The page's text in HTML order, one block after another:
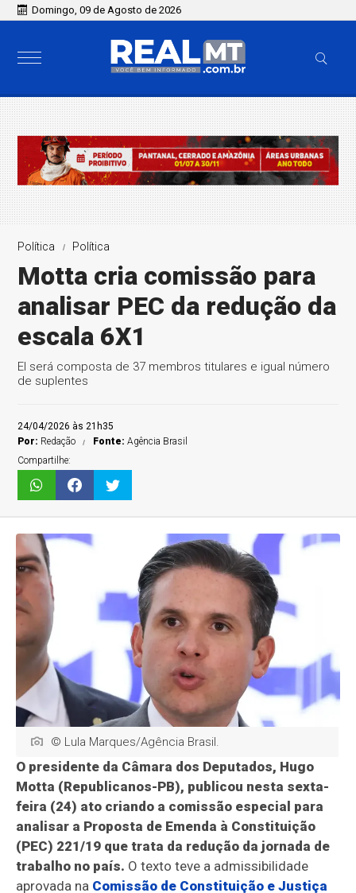
Domingo, 09 de Agosto de 2026
Política Política
Motta cria comissão para
analisar PEC da redução da
escala 6X1
El será composta de 37 membros titulares e igual número
de suplentes
24/04/2026 às 21h35
Por: Redação Fonte:Agência Brasil
Compartilhe:
© Lula Marques/Agência Brasil.
O presidente da Câmara dos Deputados, Hugo
Motta (Republicanos-PB), publicou nesta sexta-
feira (24) ato criando a comissão especial para
analisar a Proposta de Emenda à Constituição
(PEC) 221/19 que trata da redução da jornada de
trabalho no país. O texto teve a admissibilidade
aprovada na Comissão de Constituição e Justiça